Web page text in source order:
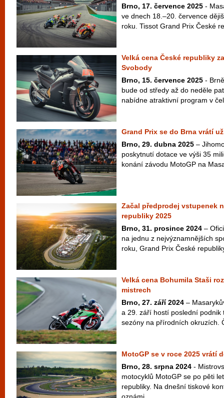
Brno, 17. července 2025 -
ve dnech 18.–20. července
roku. Tissot Grand Prix České
Velká cena České republiky
Svobody
Brno, 15. července 2025 -
bude od středy až do neděle
nabídne atraktivní program v
Grand Prix se do Brna vrátí
Brno, 29. dubna 2025 –
poskytnutí dotace ve výši 35
konání závodu MotoGP na
Začal předprodej vstupenek
republiky 2025
Brno, 31. prosince 2024 –
na jednu z nejvýznamnějších
roku, Grand Prix České
Velká cena Bohumila Staši
mistrech
Brno, 27. září 2024 –
a 29. září hostí poslední podnik
sezóny na přírodních okruzích.
MotoGP se v roce 2025 vrátí
Brno, 28. srpna 2024 -
motocyklů MotoGP se po pěti
republiky. Na dnešní tiskové